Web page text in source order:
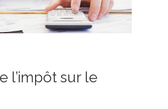
l’impôt sur le